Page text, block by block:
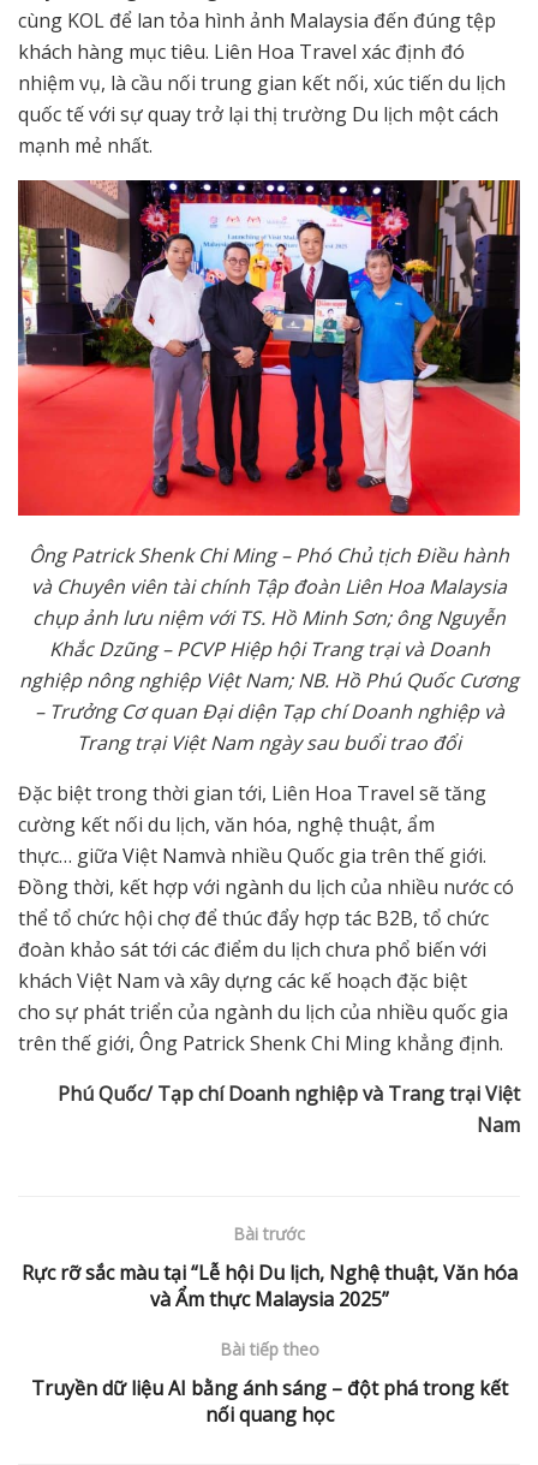
cùng KOL để lan tỏa hình ảnh Malaysia đến đúng tệp
khách hàng mục tiêu. Liên Hoa Travel xác định đó
nhiệm vụ, là cầu nối trung gian kết nối, xúc tiến du lịch
quốc tế với sự quay trở lại thị trường Du lịch một cách
mạnh mẻ nhất.
Ông Patrick Shenk Chi Ming – Phó Chủ tịch Điều hành
và Chuyên viên tài chính Tập đoàn Liên Hoa Malaysia
chụp ảnh lưu niệm với TS. Hồ Minh Sơn; ông Nguyễn
Khắc Dzũng – PCVP Hiệp hội Trang trại và Doanh
nghiệp nông nghiệp Việt Nam; NB. Hồ Phú Quốc Cương
– Trưởng Cơ quan Đại diện Tạp chí Doanh nghiệp và
Trang trại Việt Nam ngày sau buổi trao đổi
Đặc biệt trong thời gian tới, Liên Hoa Travel sẽ tăng
cường kết nối du lịch, văn hóa, nghệ thuật, ẩm
thực… giữa Việt Namvà nhiều Quốc gia trên thế giới.
Đồng thời, kết hợp với ngành du lịch của nhiều nước có
thể tổ chức hội chợ để thúc đẩy hợp tác B2B, tổ chức
đoàn khảo sát tới các điểm du lịch chưa phổ biến với
khách Việt Nam và xây dựng các kế hoạch đặc biệt
cho sự phát triển của ngành du lịch của nhiều quốc gia
trên thế giới, Ông Patrick Shenk Chi Ming khẳng định.
Phú Quốc/ Tạp chí Doanh nghiệp và Trang trại Việt
Nam
Bài trước
Rực rỡ sắc màu tại “Lễ hội Du lịch, Nghệ thuật, Văn hóa
và Ẩm thực Malaysia 2025”
Bài tiếp theo
Truyền dữ liệu AI bằng ánh sáng – đột phá trong kết
nối quang học